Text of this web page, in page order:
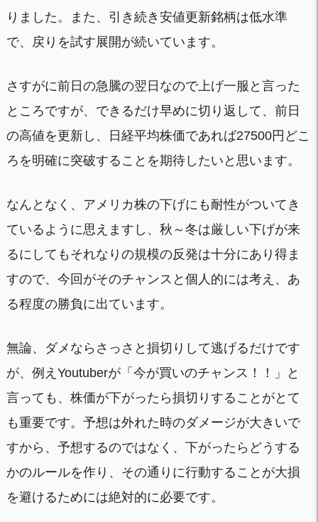
りました。また、引き続き安値更新銘柄は低水準
で、戻りを試す展開が続いています。
さすがに前日の急騰の翌日なので上げ一服と言った
ところですが、できるだけ早めに切り返して、前日
の高値を更新し、日経平均株価であれば27500円どこ
ろを明確に突破することを期待したいと思います。
なんとなく、アメリカ株の下げにも耐性がついてき
ているように思えますし、秋～冬は厳しい下げが来
るにしてもそれなりの規模の反発は十分にあり得ま
すので、今回がそのチャンスと個人的には考え、あ
る程度の勝負に出ています。
無論、ダメならさっさと損切りして逃げるだけです
が、例えYoutuberが「今が買いのチャンス！！」と
言っても、株価が下がったら損切りすることがとて
も重要です。予想は外れた時のダメージが大きいで
すから、予想するのではなく、下がったらどうする
かのルールを作り、その通りに行動することが大損
を避けるためには絶対的に必要です。